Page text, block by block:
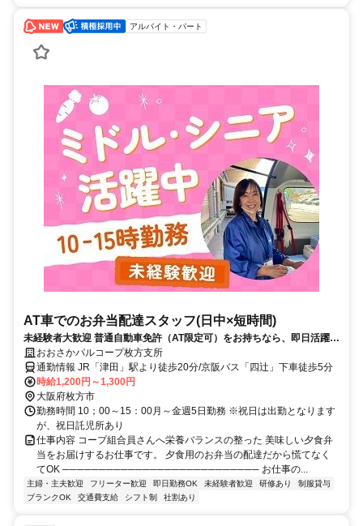
アルバイト・パート
AT車でのお弁当配達スタッフ(日中×短時間)
未経験者大歓迎 普通自動車免許（AT限定可）をお持ちなら、即日活躍可
能ですおおさかパルコープ枚方支所
通勤情報 JR「津田」駅より徒歩20分/京阪バス「四辻」下車徒歩5分
時給1,200円～1,300円
大阪府枚方市
勤務時間 10；00～15：00月～金週5日勤務 ※祝日は出勤となります
が、祝日託児所あり
仕事内容 コープ組合員さんへ栄養バランスの整った 美味しい夕食弁
当をお届けするお仕事です。 夕食用のお弁当の配達だから慌てなく
てOK ─────────────────────────── お仕事の...
主婦・主夫歓迎 フリーター歓迎 即日勤務OK 未経験者歓迎 研修あり
制服貸与
ブランクOK
交通費支給 シフト制 社割あり